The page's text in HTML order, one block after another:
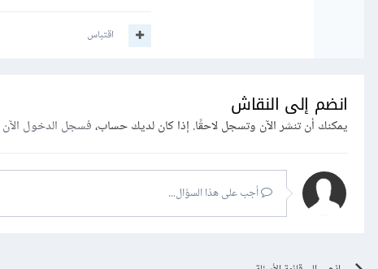
اقتباس
انضم إلى النقاش
يمكنك أن تنشر الآن وتسجل لاحقًا. إذا كان لديك حساب،فسجل الدخول الآن
أجب على هذا السؤال...